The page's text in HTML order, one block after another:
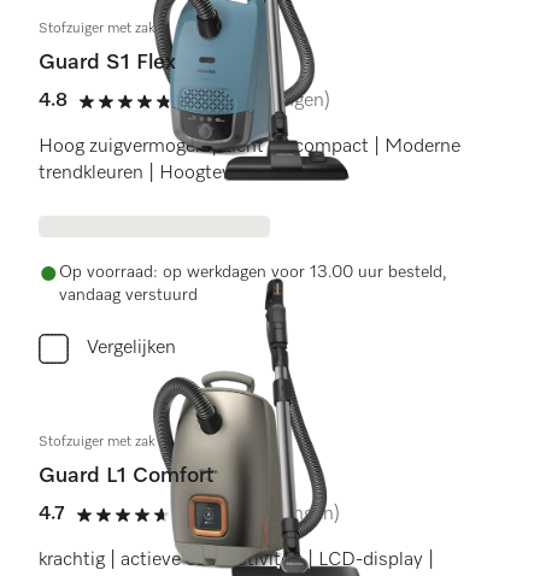
Stofzuiger met zak
Guard S1 Flex
4.8
4.8 sterren op 5
(5 beoordelingen)
Hoog zuigvermogen | Licht en compact | Moderne
trendkleuren | Hoogteverstelbaar
Op voorraad: op werkdagen voor 13.00 uur besteld,
vandaag verstuurd
Vergelijken
Stofzuiger met zak
Guard L1 Comfort
4.7
4.7 sterren op 5
(65 beoordelingen)
krachtig | actieve connectiviteit | LCD-display |